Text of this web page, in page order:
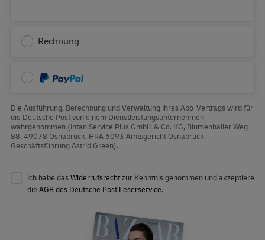
Rechnung
PayPal
Die Ausführung, Berechnung und Verwaltung Ihres Abo-Vertrags wird für
die Deutsche Post von einem Dienstleistungsunternehmen
wahrgenommen (Intan Service Plus GmbH & Co. KG, Blumenhaller Weg
88, 49078 Osnabrück, HRA 6093 Amtsgericht Osnabrück,
Geschäftsführung Astrid Green).
Ich habe dasWiderrufsrechtzur Kenntnis genommen und akzeptiere
die AGB des Deutsche Post Leserservice.